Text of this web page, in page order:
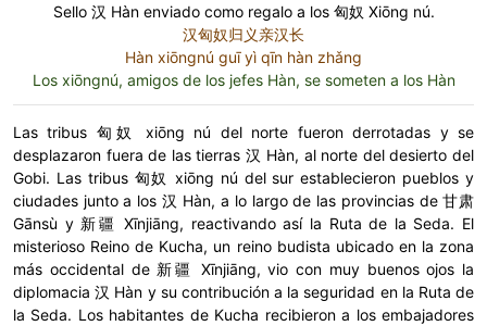
Sello 汉 Hàn enviado como regalo a los 匈奴 Xiōng nú.
汉匈奴归义亲汉长
Hàn xiōngnú guī yì qīn hàn zhǎng
Los xiōngnú, amigos de los jefes Hàn, se someten a los Hàn
Las tribus 匈奴 xiōng nú del norte fueron derrotadas y se
desplazaron fuera de las tierras 汉 Hàn, al norte del desierto del
Gobi. Las tribus 匈奴 xiōng nú del sur establecieron pueblos y
ciudades junto a los 汉 Hàn, a lo largo de las provincias de 甘肃
Gānsù y 新疆 Xīnjiāng, reactivando así la Ruta de la Seda. El
misterioso Reino de Kucha, un reino budista ubicado en la zona
más occidental de 新疆 Xīnjiāng, vio con muy buenos ojos la
diplomacia 汉 Hàn y su contribución a la seguridad en la Ruta de
la Seda. Los habitantes de Kucha recibieron a los embajadores